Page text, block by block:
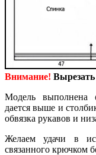
Внимание!
Модель выполнена
дается выше и
обвязка рукавов и
Желаем удачи в
связанного крючком